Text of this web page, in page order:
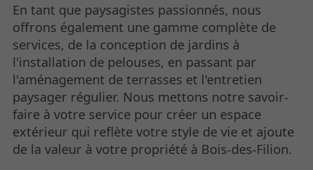
En tant que paysagistes passionnés, nous
offrons également une gamme complète de
services, de la conception de jardins à
l'installation de pelouses, en passant par
l'aménagement de terrasses et l'entretien
paysager régulier. Nous mettons notre savoir-
faire à votre service pour créer un espace
extérieur qui reflète votre style de vie et ajoute
de la valeur à votre propriété à Bois-des-Filion.